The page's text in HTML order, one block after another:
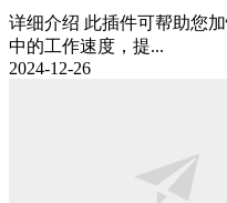
详细介绍 此插件可帮助您加
中的工作速度，提...
2024-12-26